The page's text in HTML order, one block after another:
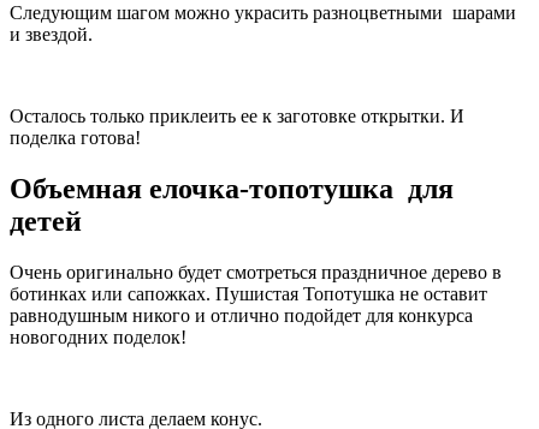
Следующим шагом можно украсить разноцветными шарами
и звездой.
Осталось только приклеить ее к заготовке открытки. И
поделка готова!
Объемная елочка-топотушка для
детей
Очень оригинально будет смотреться праздничное дерево в
ботинках или сапожках. Пушистая Топотушка не оставит
равнодушным никого и отлично подойдет для конкурса
новогодних поделок!
Из одного листа делаем конус.